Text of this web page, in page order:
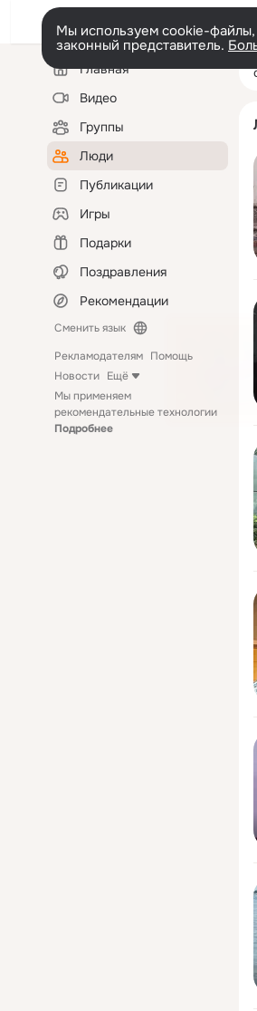
Мы используем cookie-файлы,
законный представитель.
Левая
колонкаГлавная
Видео
Группы
Люди
Публикации
Игры
Подарки
Поздравления
Рекомендации
Сменить язык
Рекламодателям Помощь
Новости Ещё
Мы применяем
рекомендательные технологии
Подробнее